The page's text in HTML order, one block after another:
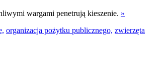
wargami penetrują kieszenie. »
organizacja pożytku publicznego, zwierzęta